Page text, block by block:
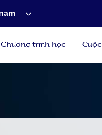
Chương trình học